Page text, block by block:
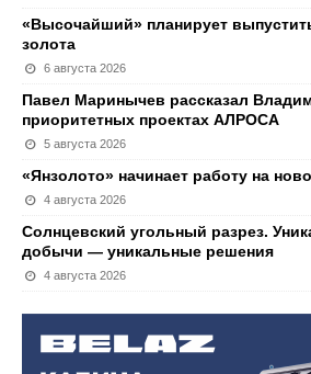
«Высочайший» планирует
золота
6 августа 2026
Павел Маринычев рассказал
приоритетных проектах АЛРОСА
5 августа 2026
«Янзолото» начинает работу на
4 августа 2026
Солнцевский угольный разрез.
добычи — уникальные решения
4 августа 2026